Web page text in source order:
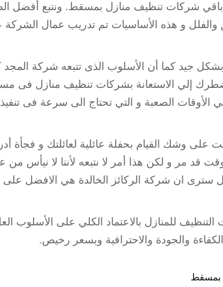
شركات تنظيف منازل بمسقط. ونتبع أفضل
والفلل و هذه الأساسيات تم تدريب عمال الشركة
بشكل جيد كما أن الأسلوب الذى تتبعه شركة
إلي الاستعانة بشركات تنظيف منازل فى
في الأوقات الصعبة و التي تحتاج الى سرعة فى
على وشك القيام بحفلة عائلية لعائلتك و فجأة
قد مر و لكن هذا أمر لا نتبعه لأننا لا نيأس
سترى ان شركة الركائز الخالدة هي الافضل على
للمنازل بالاعتماد الكلي على الأسلوب
والجودة والاحترافية وبسعر رخيص.
بمسقط